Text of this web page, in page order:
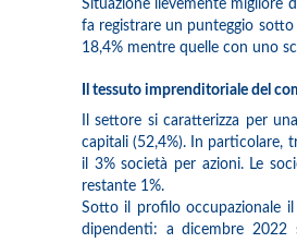
Situazione lievemente migliore
fa registrare un punteggio sotto
18,4% mentre quelle con uno
Il tessuto imprenditoriale del
Il settore si caratterizza per
capitali (52,4%). In particolare,
il 3% società per azioni. Le
restante 1%.
Sotto il profilo occupazionale
dipendenti: a dicembre